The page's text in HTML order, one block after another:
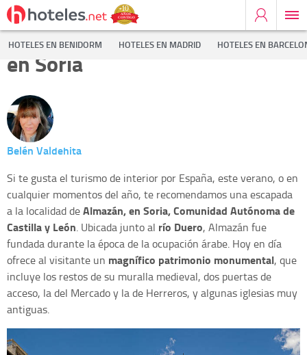
HOTELES EN BENIDORM HOTELES EN MADRID HOTELES EN
La villa medieval de Almazán,
en Soria
Belén Valdehita
Si te gusta el turismo de interior por España, este verano, o en
cualquier momentos del año, te recomendamos una escapada
a la localidad deAlmazán, en Soria, Comunidad Autónoma de
Castilla y León. Ubicada junto al río Duero, Almazán fue
fundada durante la época de la ocupación árabe. Hoy en día
ofrece al visitante un magnífico patrimonio monumental, que
incluye los restos de su muralla medieval, dos puertas de
acceso, la del Mercado y la de Herreros, y algunas iglesias muy
antiguas.